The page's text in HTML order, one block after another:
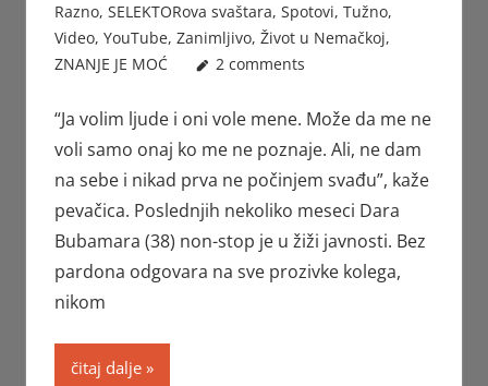
Razno, SELEKTORova svaštara, Spotovi, Tužno,
Video, YouTube, Zanimljivo, Život u Nemačkoj,
ZNANJE JE MOĆ
2 comments
“Ja volim ljude i oni vole mene. Može da me ne
voli samo onaj ko me ne poznaje. Ali, ne dam
na sebe i nikad prva ne počinjem svađu”, kaže
pevačica. Poslednjih nekoliko meseci Dara
Bubamara (38) non-stop je u žiži javnosti. Bez
pardona odgovara na sve prozivke kolega,
nikom
čitaj dalje